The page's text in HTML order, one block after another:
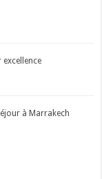
excellence
à Marrakech